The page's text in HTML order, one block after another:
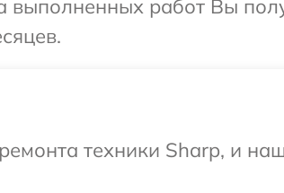
выполненных работ Вы
техники Sharp, и